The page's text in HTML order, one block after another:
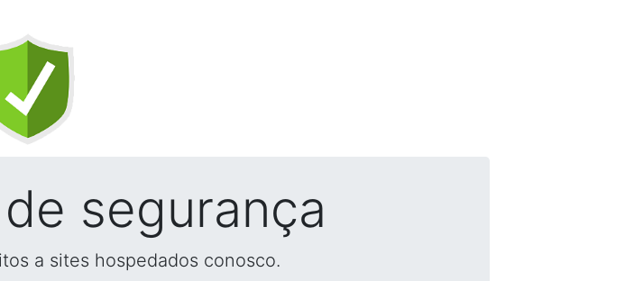
segurança
a sites hospedados conosco.